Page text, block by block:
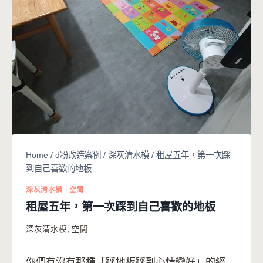
Home / d粉改造案例 / 深灰清水模 / 租屋五年，第一次踩
到自己喜歡的地板
深灰清水模 | 空間
租屋五年，第一次踩到自己喜歡的地板
深灰清水模, 空間